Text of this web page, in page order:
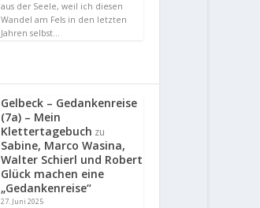
aus der Seele, weil ich diesen
Wandel am Fels in den letzten
Jahren selbst…
Gelbeck – Gedankenreise
(7a) – Mein
Klettertagebuch zu
Sabine, Marco Wasina,
Walter Schierl und Robert
Glück machen eine
„Gedankenreise“
27. Juni 2025